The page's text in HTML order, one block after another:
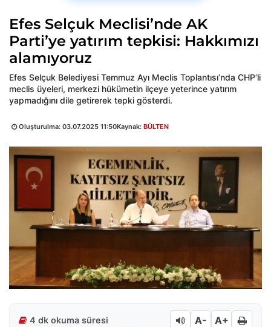
Efes Selçuk Meclisi’nde AK
Parti’ye yatırım tepkisi: Hakkımızı
alamıyoruz
Efes Selçuk Belediyesi Temmuz Ayı Meclis Toplantısı’nda CHP’li
meclis üyeleri, merkezi hükümetin ilçeye yeterince yatırım
yapmadığını dile getirerek tepki gösterdi.
Oluşturulma: 03.07.2025 11:50Kaynak: BÜLTEN
4 dk okuma süresi A- A+